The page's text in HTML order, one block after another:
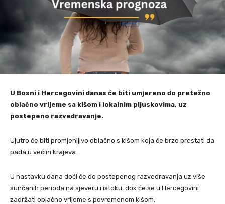
U Bosni i Hercegovini danas će biti umjereno do pretežno
oblačno vrijeme sa kišom i lokalnim pljuskovima, uz
postepeno razvedravanje.
Ujutro će biti promjenljivo oblačno s kišom koja će brzo prestati da
pada u većini krajeva.
U nastavku dana doći će do postepenog razvedravanja uz više
sunčanih perioda na sjeveru i istoku, dok će se u Hercegovini
zadržati oblačno vrijeme s povremenom kišom.